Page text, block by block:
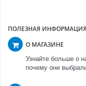
ПОЛЕЗНАЯ ИНФОРМАЦИЯ
О МАГАЗИНЕ
Узнайте больше о
почему они